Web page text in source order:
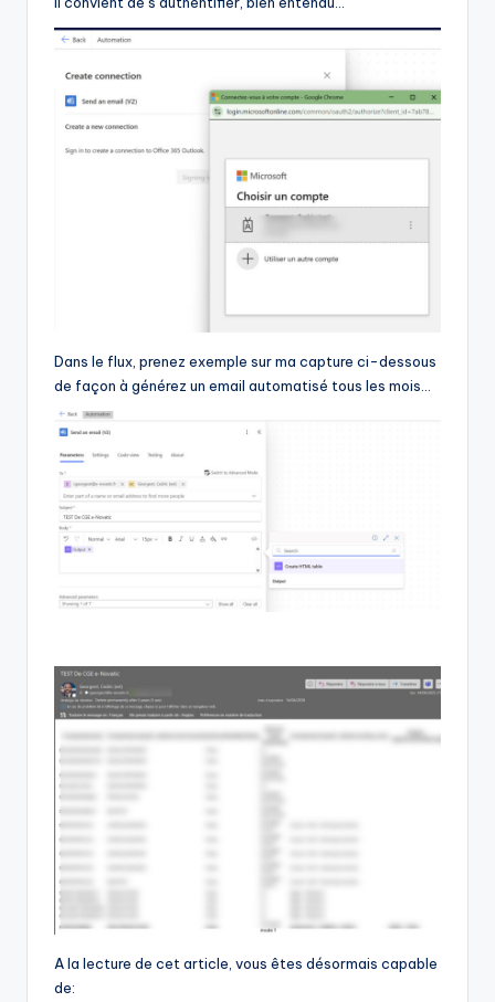
Dans le flux, prenez exemple sur ma capture ci-dessous
de façon à générez un email automatisé tous les mois…
A la lecture de cet article, vous êtes désormais capable
de: